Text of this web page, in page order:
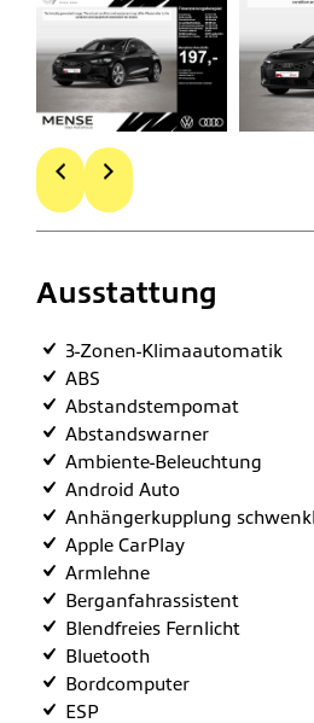
Ausstattung
3-Zonen-Klimaautomatik
ABS
Abstandstempomat
Abstandswarner
Ambiente-Beleuchtung
Android Auto
Anhängerkupplung
Apple CarPlay
Armlehne
Berganfahrassistent
Blendfreies Fernlicht
Bluetooth
Bordcomputer
ESP